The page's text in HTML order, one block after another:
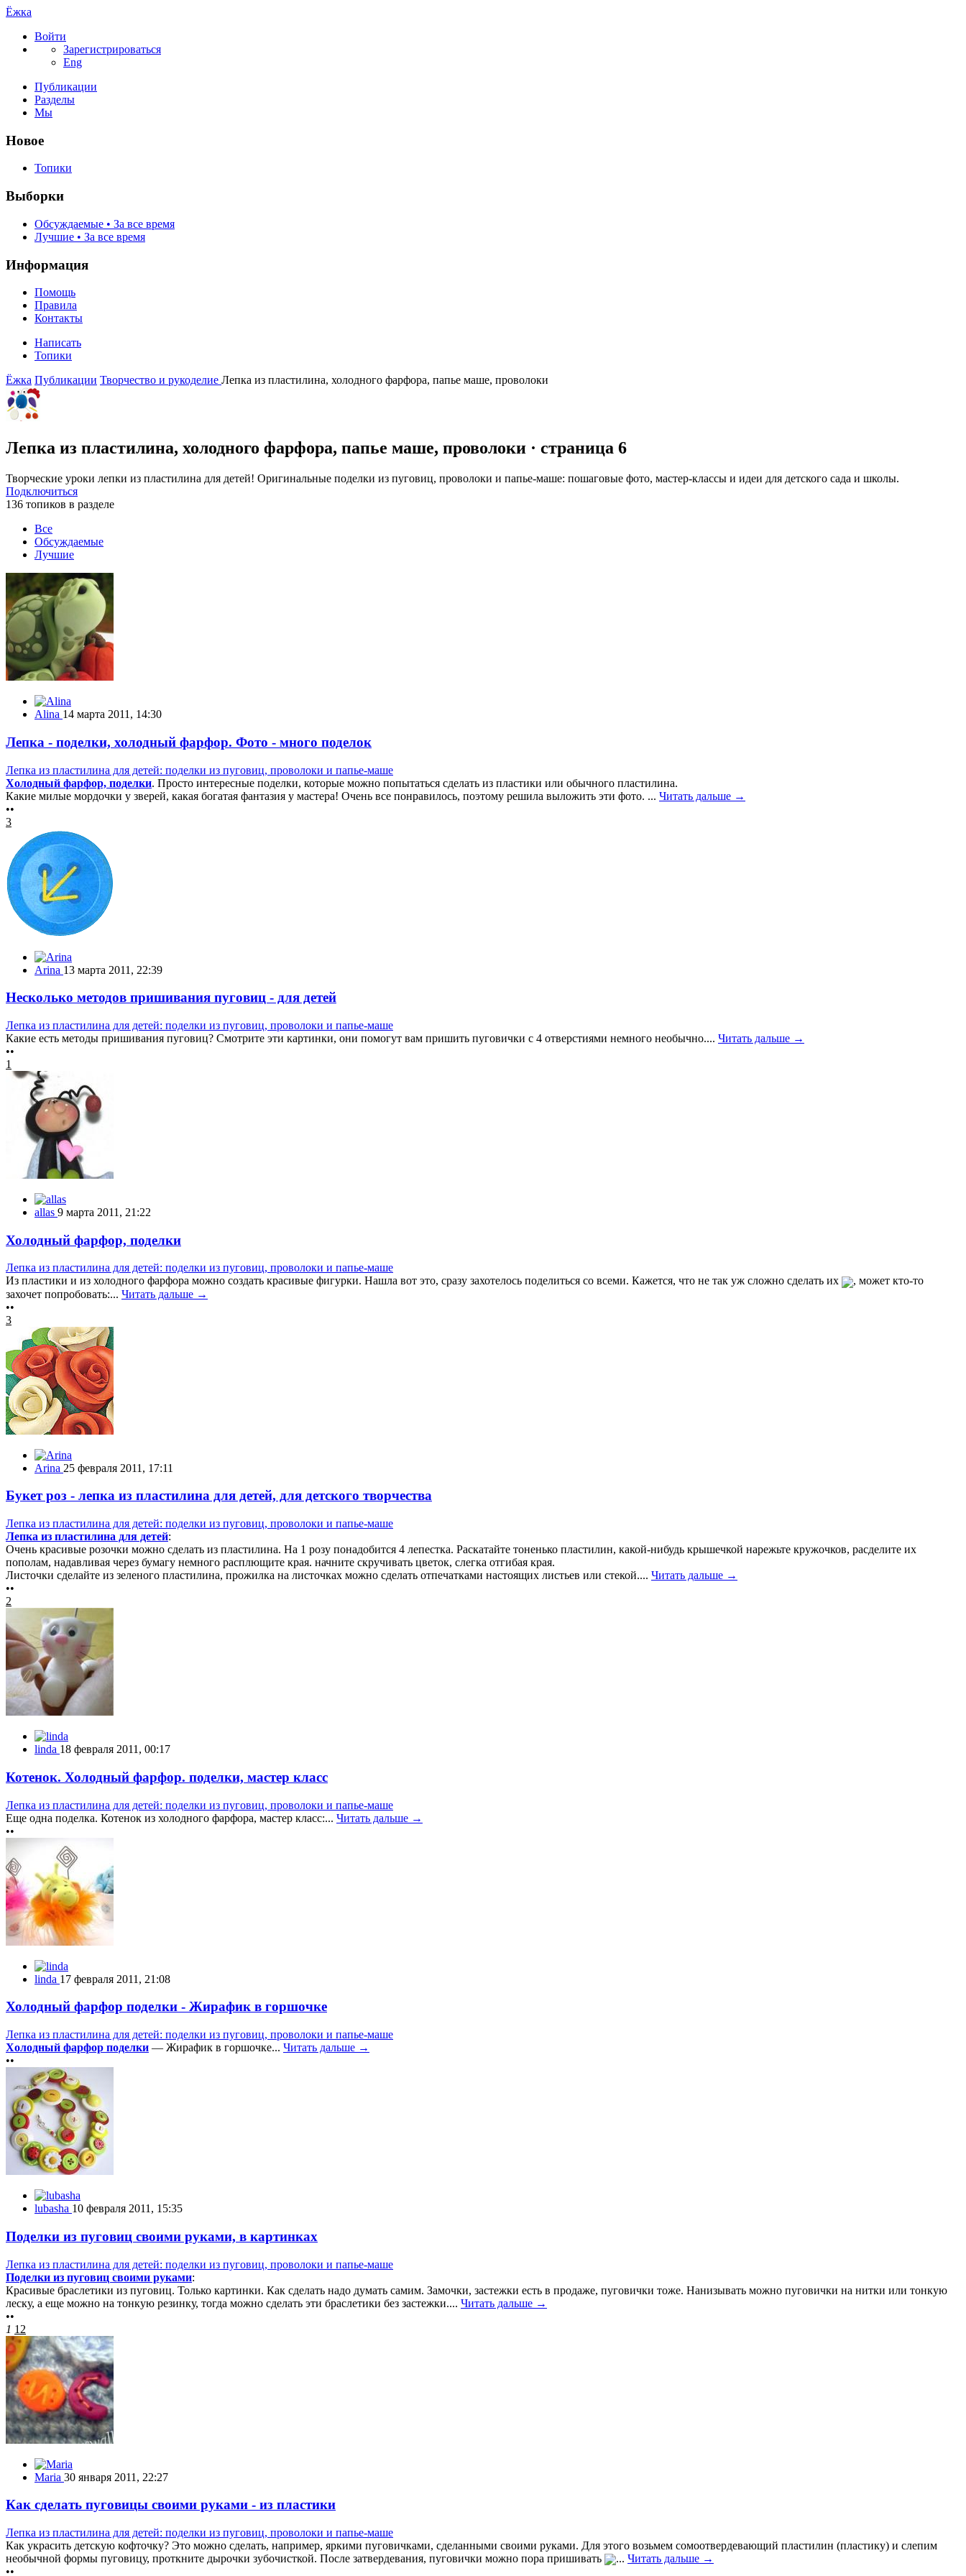
Ёжка
Войти
Зарегистрироваться
Eng
Публикации
Разделы
Мы
Новое
Топики
Выборки
Обсуждаемые • За все время
Лучшие • За все время
Информация
Помощь
Правила
Контакты
Написать
Топики
Ёжка Публикации Творчество и рукоделие Лепка из пластилина, холодного фарфора, папье маше, проволоки
Лепка из пластилина, холодного фарфора, папье маше, проволоки · страница 6
Творческие уроки лепки из пластилина для детей! Оригинальные поделки из пуговиц, проволоки и папье-маше: пошаговые фото, мастер-классы и идеи для детского сада и школы.
Подключиться
136 топиков в разделе
Все
Обсуждаемые
Лучшие
Alina 14 марта 2011, 14:30
Лепка - поделки, холодный фарфор. Фото - много поделок
Лепка из пластилина для детей: поделки из пуговиц, проволоки и папье-маше
Холодный фарфор, поделки. Просто интересные поделки, которые можно попытаться сделать из пластики или обычного пластилина.
Какие милые мордочки у зверей, какая богатая фантазия у мастера! Очень все понравилось, поэтому решила выложить эти фото. ... Читать дальше →
••
3
Arina 13 марта 2011, 22:39
Несколько методов пришивания пуговиц - для детей
Лепка из пластилина для детей: поделки из пуговиц, проволоки и папье-маше
Какие есть методы пришивания пуговиц? Смотрите эти картинки, они помогут вам пришить пуговички с 4 отверстиями немного необычно.... Читать дальше →
••
1
allas 9 марта 2011, 21:22
Холодный фарфор, поделки
Лепка из пластилина для детей: поделки из пуговиц, проволоки и папье-маше
Из пластики и из холодного фарфора можно создать красивые фигурки. Нашла вот это, сразу захотелось поделиться со всеми. Кажется, что не так уж сложно сделать их
, может кто-то
захочет попробовать:... Читать дальше →
••
3
Arina 25 февраля 2011, 17:11
Букет роз - лепка из пластилина для детей, для детского творчества
Лепка из пластилина для детей: поделки из пуговиц, проволоки и папье-маше
Лепка из пластилина для детей:
Очень красивые розочки можно сделать из пластилина. На 1 розу понадобится 4 лепестка. Раскатайте тоненько пластилин, какой-нибудь крышечкой нарежьте кружочков, расделите их
пополам, надавливая через бумагу немного расплющите края. начните скручивать цветок, слегка отгибая края.
Листочки сделайте из зеленого пластилина, прожилка на листочках можно сделать отпечатками настоящих листьев или стекой.... Читать дальше →
••
2
linda 18 февраля 2011, 00:17
Котенок. Холодный фарфор. поделки, мастер класс
Лепка из пластилина для детей: поделки из пуговиц, проволоки и папье-маше
Еще одна поделка. Котенок из холодного фарфора, мастер класс:... Читать дальше →
••
linda 17 февраля 2011, 21:08
Холодный фарфор поделки - Жирафик в горшочке
Лепка из пластилина для детей: поделки из пуговиц, проволоки и папье-маше
Холодный фарфор поделки — Жирафик в горшочке... Читать дальше →
••
lubasha 10 февраля 2011, 15:35
Поделки из пуговиц своими руками, в картинках
Лепка из пластилина для детей: поделки из пуговиц, проволоки и папье-маше
Поделки из пуговиц своими руками:
Красивые браслетики из пуговиц. Только картинки. Как сделать надо думать самим. Замочки, застежки есть в продаже, пуговички тоже. Нанизывать можно пуговички на нитки или тонкую
леску, а еще можно на тонкую резинку, тогда можно сделать эти браслетики без застежки.... Читать дальше →
••
1 12
Maria 30 января 2011, 22:27
Как сделать пуговицы своими руками - из пластики
Лепка из пластилина для детей: поделки из пуговиц, проволоки и папье-маше
Как украсить детскую кофточку? Это можно сделать, например, яркими пуговичками, сделанными своими руками. Для этого возьмем сомоотвердевающий пластилин (пластику) и слепим
необычной формы пуговицу, проткните дырочки зубочисткой. После затвердевания, пуговички можно пора пришивать
... Читать дальше →
••